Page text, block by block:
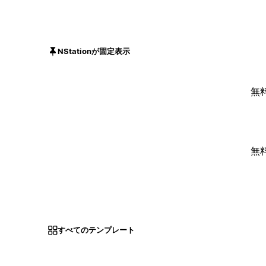
NStationが固定表示
無
無
すべてのテンプレート